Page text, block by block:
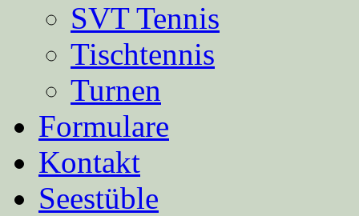
SVT Tennis
Tischtennis
Turnen
Formulare
Kontakt
Seestüble